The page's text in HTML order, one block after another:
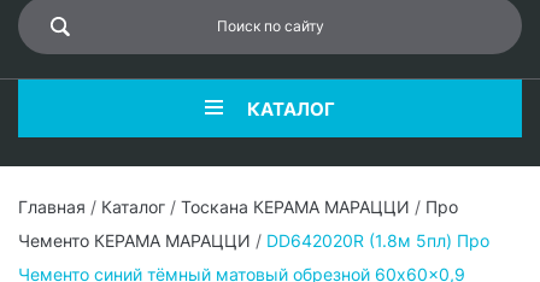
КАТАЛОГ
Главная / Каталог / Тоскана КЕРАМА МАРАЦЦИ / Про
Чементо КЕРАМА МАРАЦЦИ / DD642020R (1.8м 5пл) Про
Чементо синий тёмный матовый обрезной 60x60x0,9